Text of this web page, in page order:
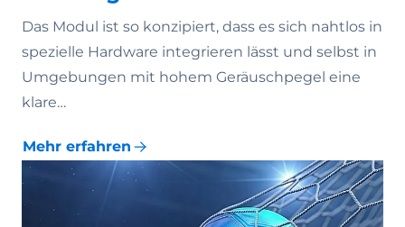
Das Modul ist so konzipiert, dass es sich nahtlos in
spezielle Hardware integrieren lässt und selbst in
Umgebungen mit hohem Geräuschpegel eine
klare…
Mehr erfahren